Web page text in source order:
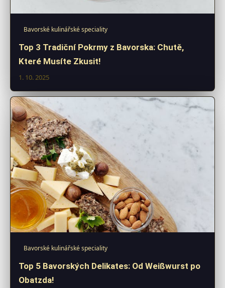
Bavorské kulinářské speciality
Top 3 Tradiční Pokrmy z Bavorska: Chutě,
Které Musíte Zkusit!
1. 10. 2025
Bavorské kulinářské speciality
Top 5 Bavorských Delikates: Od Weißwurst po
Obatzda!